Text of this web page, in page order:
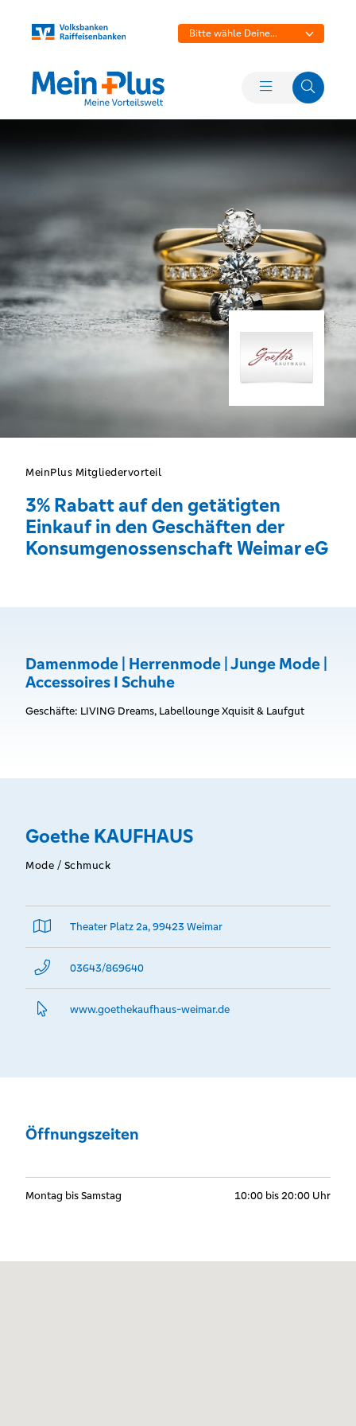
Bitte wähle Deine
MeinPlus Mitgliedervorteil
3% Rabatt auf den getätigten
Einkauf in den Geschäften der
Konsumgenossenschaft Weimar eG
Damenmode | Herrenmode | Junge Mode |
Accessoires I Schuhe
Geschäfte: LIVING Dreams, Labellounge Xquisit & Laufgut
Goethe KAUFHAUS
Mode / Schmuck
Theater Platz 2a, 99423 Weimar
03643/869640
www.­goethekaufhaus-weimar.­de
Öffnungszeiten
Montag bis Samstag 10:00 bis 20:00 Uhr